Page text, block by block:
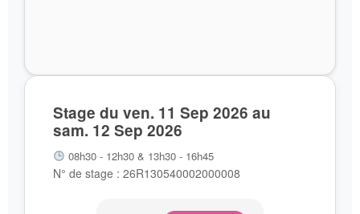
Stage du ven. 11 Sep 2026 au
sam. 12 Sep 2026
08h30 - 12h30 & 13h30 - 16h45
N° de stage : 26R130540002000008